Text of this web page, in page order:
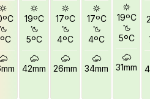
19ºC
5ºC
42mm
17ºC
4ºC
26mm
17ºC
4ºC
34mm
19ºC
5ºC
31mm